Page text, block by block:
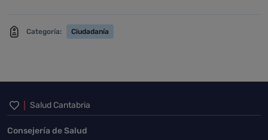
Categoría: Ciudadanía
Inicio del pie de página
Salud Cantabria
Consejería de Salud